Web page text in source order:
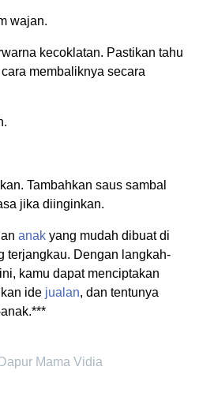
wajan.
kecoklatan. Pastikan tahu
membaliknya secara
Tambahkan saus sambal
jika diinginkan.
anak yang mudah dibuat di
terjangkau. Dengan langkah-
kamu dapat menciptakan
ide jualan, dan tentunya
Dapur Mama Vidia